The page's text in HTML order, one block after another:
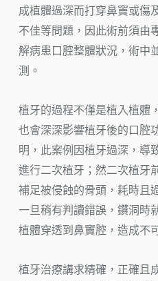
成植體過深而打穿鼻竇或傷
不佳等問題，因此術前須由
解病患口腔整體狀況，術中
測。
植牙的過程不僅是植入植體
也會深深影響植牙後的口腔
明，此案例因植牙過深，導
進行二次植牙；然二次植牙
補足被侵蝕的骨頭，耗時且
一旦稍有判讀錯誤，鑽洞時
植體穿透到鼻竇腔，造成不
植牙治療講求精確，正確且